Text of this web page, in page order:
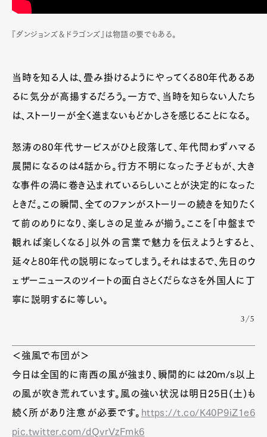
『ダンジョンズ＆ドラゴンズ』は物語の要でもある。
当時を知る人は、畳み掛けるようにやってくる80年代あるあ
るに気分が高揚するだろう。一方で、当時を知らない人たち
は、ストーリーが全く進まないもどかしさを感じることになる。
怒涛の80年代サービスがひと段落して、年代問わずハマる
展開になるのは4話から。行方不明になった子どもが、大き
な事件の渦に巻き込まれているらしいことが決定的になった
ときだ。この瞬間、全てのファンがストーリーの続きを知りたく
て前のめりになり、楽しさの足並みが揃う。ここを「中盤まで
観れば楽しくなる」以外の言葉で魅力を伝えようとすると、
延々と80年代の説明になってしまう。それはまるで、先日のウ
ェザーニュースのツイートの面白さとくだらなさを外国人に丁
寧に説明するに等しい。
3/5
＜強風で布団が＞
今日は全国的に南西の風が強まり、瞬間的には20m/s以上
の風が吹き荒れています。風の強い状況は明日25日(土)も
続く所があり注意が必要です。 https://t.co/K40P9iZ1e6
pic.twitter.com/dQvrVzFmk6